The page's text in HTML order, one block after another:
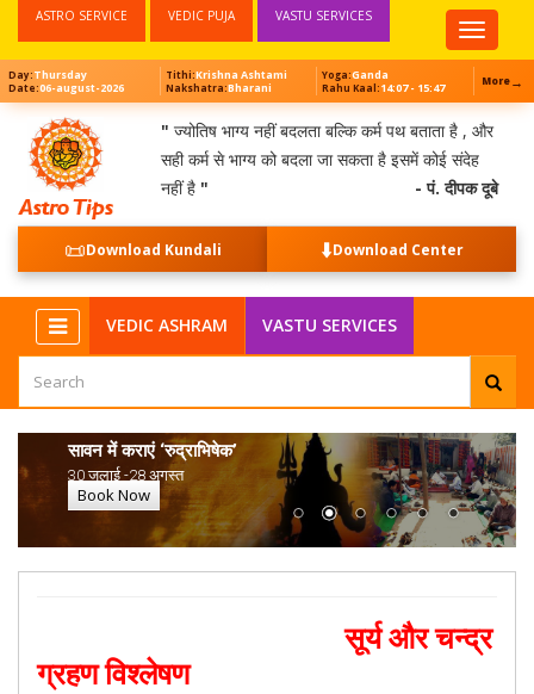
Top
Menu
ASTRO SERVICE VEDIC PUJA VASTU SERVICES
Day:Thursday
Date:06-august-2026
Tithi:Krishna Ashtami
Nakshatra:Bharani
Yoga:Ganda
Rahu Kaal:14:07 - 15:47 More→
" ज्योतिष भाग्य नहीं बदलता बल्कि कर्म पथ बताता है , और
सही कर्म से भाग्य को बदला जा सकता है इसमें कोई संदेह
नहीं है " - पं. दीपक दूबे
📜Download Kundali ⬇️Download Center
VEDIC ASHRAM VASTU SERVICES
सावन में कराएं ‘रुद्राभिषेक’
30 जुलाई -28 अगस्त
Book Now
सूर्य और चन्द्र
ग्रहण विश्लेषण